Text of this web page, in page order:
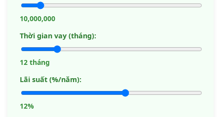
10,000,000
Thời gian vay (tháng):
12 tháng
Lãi suất (%/năm):
12%